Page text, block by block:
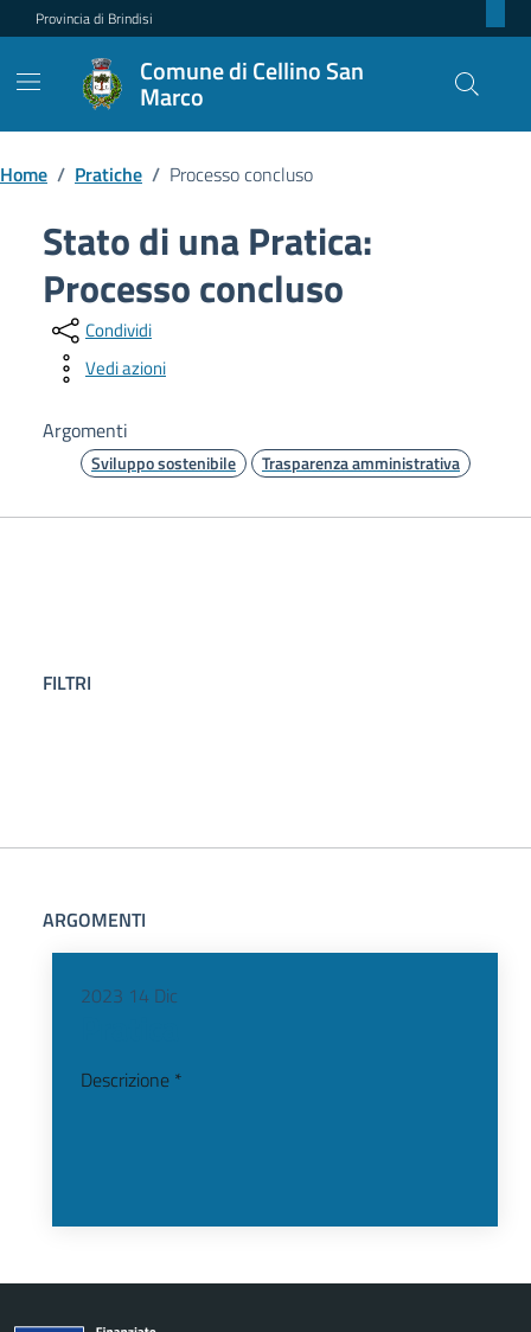
Provincia di Brindisi
Comune di Cellino San
Marco
Home / Pratiche / Processo concluso
Stato di una Pratica:
Processo concluso
Condividi
Vedi azioni
Argomenti
Sviluppo sostenibile Trasparenza amministrativa
FILTRI
ARGOMENTI
2023 14 Dic
Descrizione *